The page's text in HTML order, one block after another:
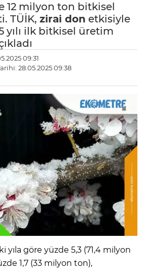
12 milyon ton bitkisel
TÜİK, zirai don et­kisiyle
yılı ilk bitki­sel üretim
09:31
28.05.2025 09:38
yıla göre yüzde 5,3 (71,4 milyon
1,7 (33 milyon ton),